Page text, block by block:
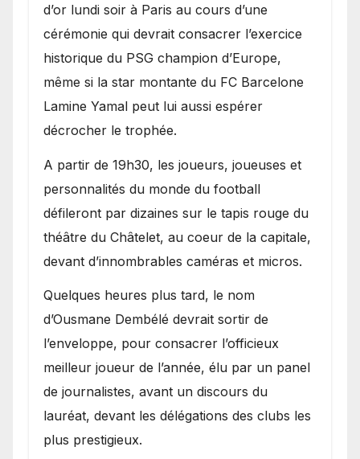
d’or lundi soir à Paris au cours d’une
cérémonie qui devrait consacrer l’exercice
historique du PSG champion d’Europe,
même si la star montante du FC Barcelone
Lamine Yamal peut lui aussi espérer
décrocher le trophée.
A partir de 19h30, les joueurs, joueuses et
personnalités du monde du football
défileront par dizaines sur le tapis rouge du
théâtre du Châtelet, au coeur de la capitale,
devant d’innombrables caméras et micros.
Quelques heures plus tard, le nom
d’Ousmane Dembélé devrait sortir de
l’enveloppe, pour consacrer l’officieux
meilleur joueur de l’année, élu par un panel
de journalistes, avant un discours du
lauréat, devant les délégations des clubs les
plus prestigieux.